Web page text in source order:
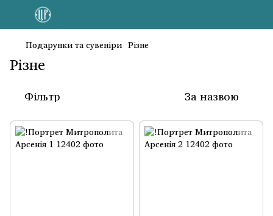
Подарунки та сувеніри Різне
Різне
Фільтр За назвою